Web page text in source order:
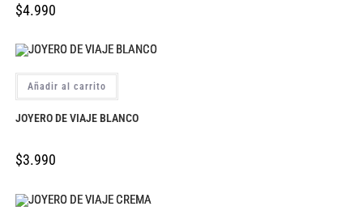
$4.990
Añadir al carrito
JOYERO DE VIAJE BLANCO
$3.990